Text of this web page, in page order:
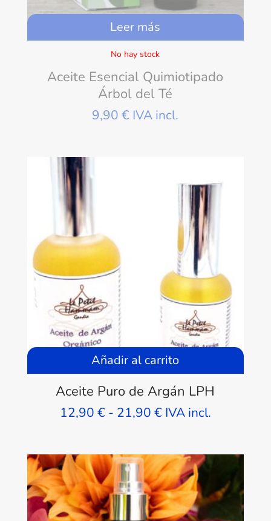
Leer más
No hay stock
Aceite Esencial Quimiotipado
Árbol del Té
9,90€ IVA incl.
Añadir al carrito
Aceite Puro de Argán LPH
12,90 € - 21,90 €Rango
desde
12,90 €
hasta
21,90 €
IVA incl.